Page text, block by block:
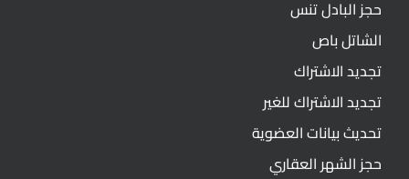
حجز البادل تنس
الشاتل باص
تجديد الاشتراك
تجديد الاشتراك للغير
تحديث بيانات العضوية
حجز الشهر العقاري